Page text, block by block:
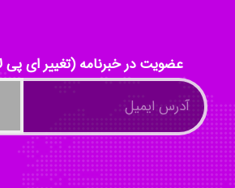
عضویت در خبرنامه (تغییر ای پی